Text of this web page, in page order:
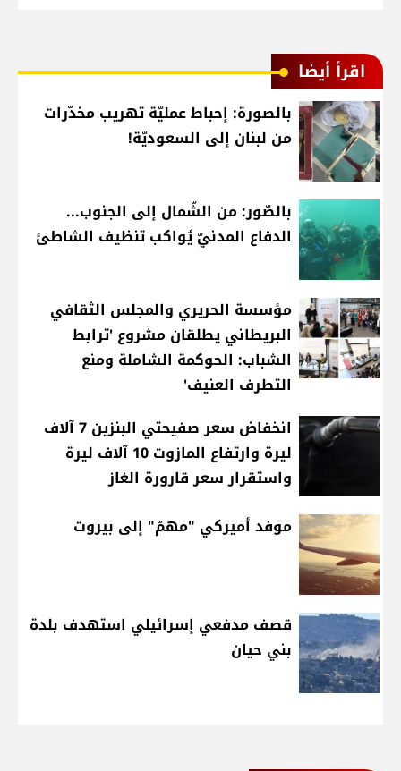
اقرأ أيضا
بالصورة: إحباط عمليّة تهريب مخدّرات
من لبنان إلى السعوديّة!
بالصّور: من الشّمال إلى الجنوب...
الدفاع المدنيّ يُواكب تنظيف الشاطئ
مؤسسة الحريري والمجلس الثقافي
البريطاني يطلقان مشروع 'ترابط
الشباب: الحوكمة الشاملة ومنع
التطرف العنيف'
انخفاض سعر صفيحتي البنزين 7 آلاف
ليرة وارتفاع المازوت 10 آلاف ليرة
واستقرار سعر قارورة الغاز
موفد أميركي "مهمّ" إلى بيروت
قصف مدفعي إسرائيلي استهدف بلدة
بني حيان